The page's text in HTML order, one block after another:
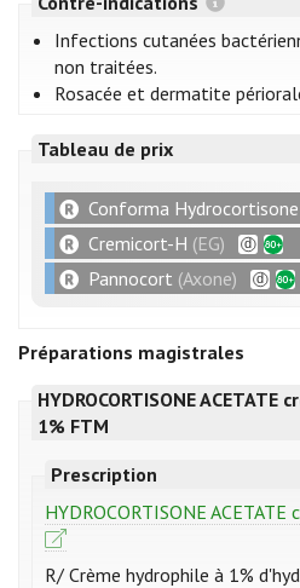
Infections cutanées
non traitées.
Rosacée et dermatite
Tableau de prix
Conforma Hydrocortisone
Cremicort-H (EG)
Pannocort (Axone)
Préparations magistrales
HYDROCORTISONE
1% FTM
Prescription
HYDROCORTISONE
R/ Crème hydrophile à 1%